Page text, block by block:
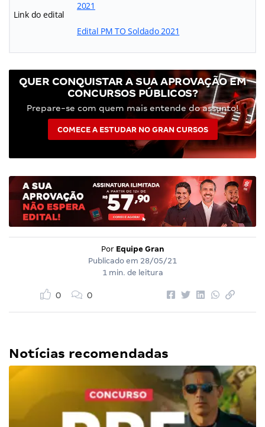
Link do edital
2021
Edital PM TO Soldado 2021
QUER CONQUISTAR A SUA APROVAÇÃO EM
CONCURSOS PÚBLICOS?
Prepare-se com quem mais entende do assunto!
COMECE A ESTUDAR NO GRAN CURSOS
Por Equipe Gran
Publicado em 28/05/21
1 min. de leitura
0 0
Notícias recomendadas